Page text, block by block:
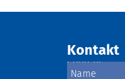
Kontakt